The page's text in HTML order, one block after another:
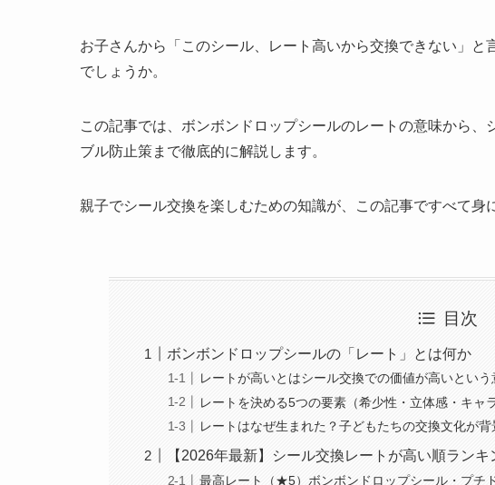
お子さんから「このシール、レート高いから交換できない」
でしょうか。
この記事では、ボンボンドロップシールのレートの意味から
ブル防止策まで徹底的に解説します。
親子でシール交換を楽しむための知識が、この記事ですべて身
目次
ボンボンドロップシールの「レート」とは何か
レートが高いとはシール交換での価値が高いという
レートを決める5つの要素（希少性・立体感・キャ
レートはなぜ生まれた？子どもたちの交換文化が背
【2026年最新】シール交換レートが高い順ランキ
最高レート（★5）ボンボンドロップシール・プチ